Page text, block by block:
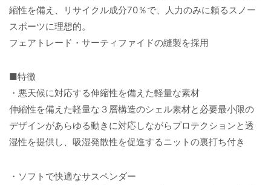
縮性を備え、リサイクル成分70％で、人力のみに頼るスノー
スポーツに理想的。
フェアトレード・サーティファイドの縫製を採用
■特徴
・悪天候に対応する伸縮性を備えた軽量な素材
伸縮性を備えた軽量な３層構造のシェル素材と必要最小限の
デザインがあらゆる動きに対応しながらプロテクションと透
湿性を提供し、吸湿発散性を促進するニットの裏打ち付き
・ソフトで快適なサスペンダー